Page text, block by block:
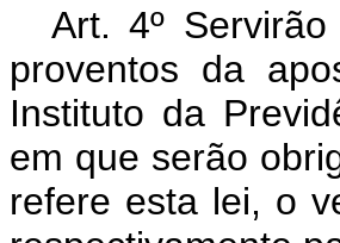
Art. 4º
proventos da
Instituto da
em que serão
refere esta lei, o